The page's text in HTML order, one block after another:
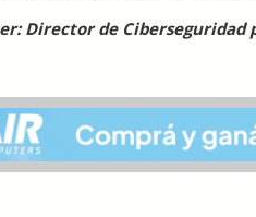
Director de Ciberseguridad